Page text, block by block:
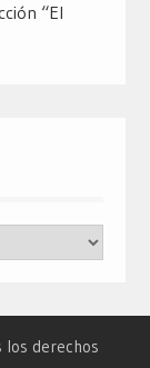
“El
los derechos